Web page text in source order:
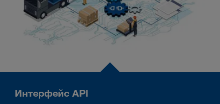
Интерфейс API